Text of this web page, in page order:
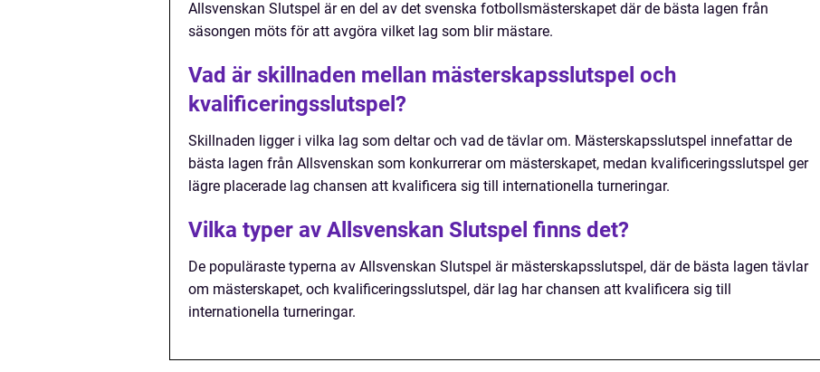
Allsvenskan Slutspel är en del av det svenska fotbollsmästerskapet där de bästa lagen från
säsongen möts för att avgöra vilket lag som blir mästare.
Vad är skillnaden mellan mästerskapsslutspel och
kvalificeringsslutspel?
Skillnaden ligger i vilka lag som deltar och vad de tävlar om. Mästerskapsslutspel innefattar de
bästa lagen från Allsvenskan som konkurrerar om mästerskapet, medan kvalificeringsslutspel ger
lägre placerade lag chansen att kvalificera sig till internationella turneringar.
Vilka typer av Allsvenskan Slutspel finns det?
De populäraste typerna av Allsvenskan Slutspel är mästerskapsslutspel, där de bästa lagen tävlar
om mästerskapet, och kvalificeringsslutspel, där lag har chansen att kvalificera sig till
internationella turneringar.